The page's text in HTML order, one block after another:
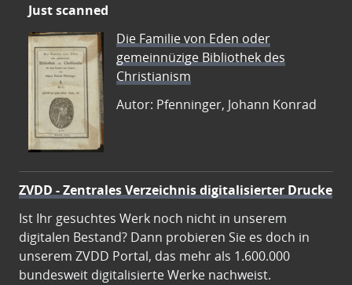
Just scanned
Die Familie von Eden oder
gemeinnüzige Bibliothek des
Christianism
Autor: Pfenninger, Johann Konrad
ZVDD - Zentrales Verzeichnis digitalisierter Drucke
Ist Ihr gesuchtes Werk noch nicht in unserem
digitalen Bestand? Dann probieren Sie es doch in
unserem ZVDD Portal, das mehr als 1.600.000
bundesweit digitalisierte Werke nachweist.